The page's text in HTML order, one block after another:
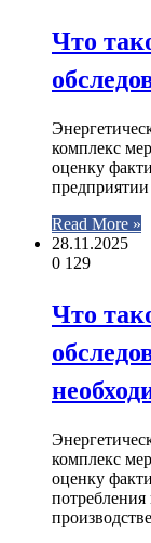
Что
комплекс
оценку
Read More »
28.11.2025
0 129
Что
комплекс
оценку